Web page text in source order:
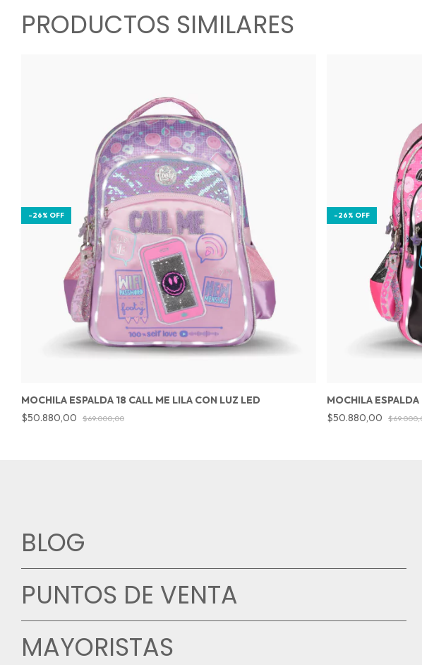
PRODUCTOS SIMILARES
-26% OFF
MOCHILA ESPALDA 18 CALL ME LILA CON LUZ LED
$50.880,00
$69.000,00
-26% OFF
MOCHILA
$50.880,00
BLOG
PUNTOS DE VENTA
MAYORISTAS